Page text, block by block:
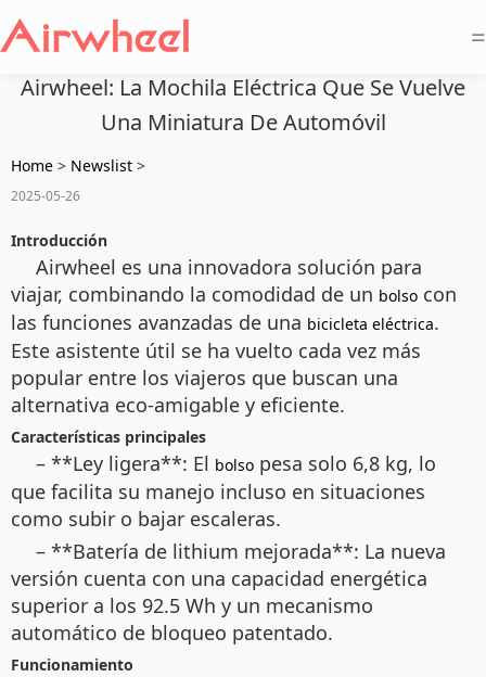
=
Airwheel: La Mochila Eléctrica Que Se Vuelve
Una Miniatura De Automóvil
Home > Newslist >
2025-05-26
Introducción
Airwheel es una innovadora solución para
viajar, combinando la comodidad de un bolso con
las funciones avanzadas de una bicicleta eléctrica.
Este asistente útil se ha vuelto cada vez más
popular entre los viajeros que buscan una
alternativa eco-amigable y eficiente.
Características principales
– **Ley ligera**: El bolso pesa solo 6,8 kg, lo
que facilita su manejo incluso en situaciones
como subir o bajar escaleras.
– **Batería de lithium mejorada**: La nueva
versión cuenta con una capacidad energética
superior a los 92.5 Wh y un mecanismo
automático de bloqueo patentado.
Funcionamiento